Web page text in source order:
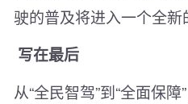
驶的普及将进入一个全新
写在最后
从“全民智驾”到“全面保